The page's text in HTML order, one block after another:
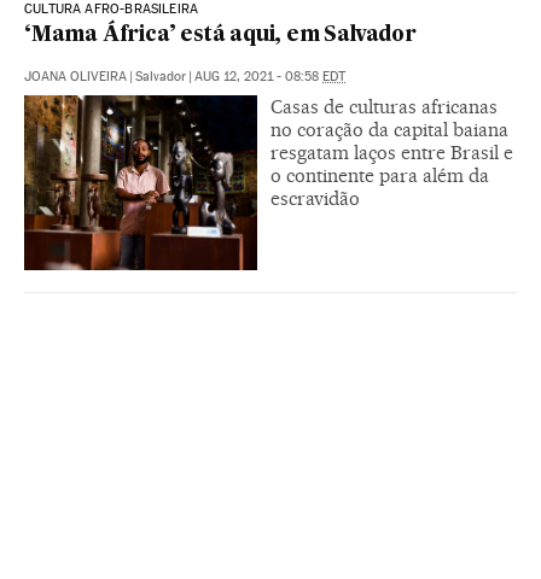
CULTURA AFRO-BRASILEIRA
‘Mama África’ está aqui, em Salvador
JOANA OLIVEIRA | Salvador | AUG 12, 2021 - 08:58 EDT
Casas de culturas africanas
no coração da capital baiana
resgatam laços entre Brasil e
o continente para além da
escravidão